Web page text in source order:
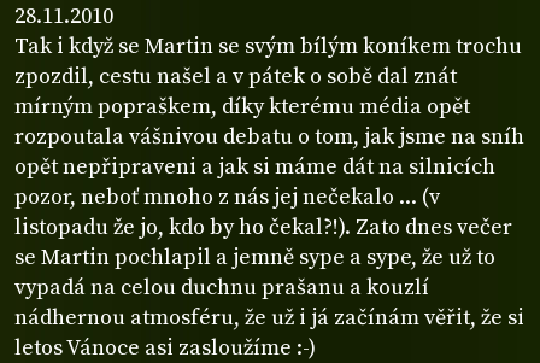
28.11.2010
Tak i když se Martin se svým bílým koníkem trochu
zpozdil, cestu našel a v pátek o sobě dal znát
mírným popraškem, díky kterému média opět
rozpoutala vášnivou debatu o tom, jak jsme na sníh
opět nepřipraveni a jak si máme dát na silnicích
pozor, neboť mnoho z nás jej nečekalo ... (v
listopadu že jo, kdo by ho čekal?!). Zato dnes večer
se Martin pochlapil a jemně sype a sype, že už to
vypadá na celou duchnu prašanu a kouzlí
nádhernou atmosféru, že už i já začínám věřit, že si
letos Vánoce asi zasloužíme :-)